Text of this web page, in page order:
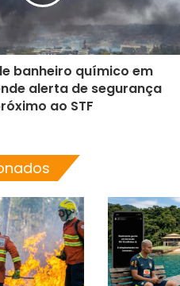
banheiro químico em
alerta de segurança
ao STF